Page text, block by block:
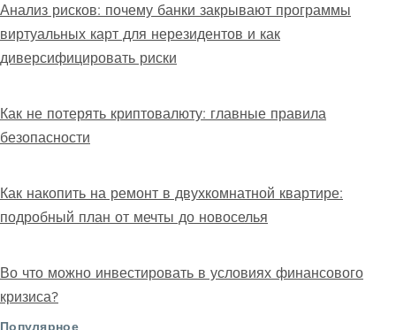
Анализ рисков: почему банки закрывают программы
виртуальных карт для нерезидентов и как
диверсифицировать риски
Как не потерять криптовалюту: главные правила
безопасности
Как накопить на ремонт в двухкомнатной квартире:
подробный план от мечты до новоселья
Во что можно инвестировать в условиях финансового
кризиса?